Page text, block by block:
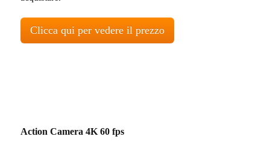
Clicca qui per vedere il prezzo
Action Camera 4K 60 fps